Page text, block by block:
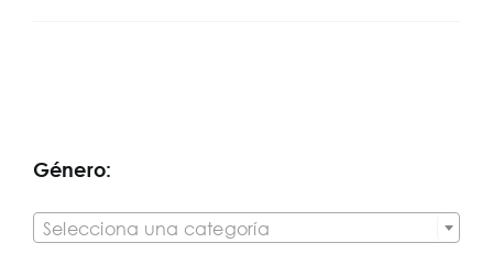
Género:
Selecciona una categoría